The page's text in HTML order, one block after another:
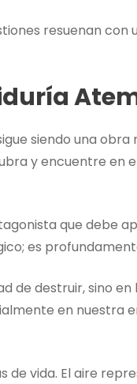
resuenan con
siendo una obra
y encuentre en
que debe
es
de destruir, sino en
en nuestra
de vida. El aire